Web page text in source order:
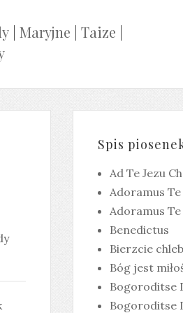
| Maryjne Taize
Spis
Ad Te Jezu
Adoramus
Adoramus
Benedictus
Bierzcie chleb
Bóg jest
Bogoroditse
Bogoroditse